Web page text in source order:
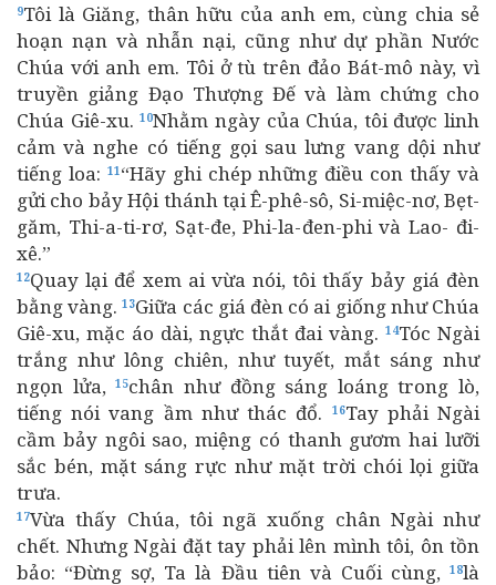
9Tôi là Giăng, thân hữu của anh em, cùng chia sẻ
hoạn nạn và nhẫn nại, cũng như dự phần Nước
Chúa với anh em. Tôi ở tù trên đảo Bát-mô này, vì
truyền giảng Đạo Thượng Đế và làm chứng cho
Chúa Giê-xu.10Nhằm ngày của Chúa, tôi được linh
cảm và nghe có tiếng gọi sau lưng vang dội như
tiếng loa: 11“Hãy ghi chép những điều con thấy và
gửi cho bảy Hội thánh tại Ê-phê-sô, Si-miệc-nơ, Bẹt-
găm, Thi-a-ti-rơ, Sạt-đe, Phi-la-đen-phi và Lao- đi-
xê.”
12Quay lại để xem ai vừa nói, tôi thấy bảy giá đèn
bằng vàng.13Giữa các giá đèn có ai giống như Chúa
Giê-xu, mặc áo dài, ngực thắt đai vàng. 14Tóc Ngài
trắng như lông chiên, như tuyết, mắt sáng như
ngọn lửa,15chân như đồng sáng loáng trong lò,
tiếng nói vang ầm như thác đổ.
16Tay phải Ngài
cầm bảy ngôi sao, miệng có thanh gươm hai lưỡi
sắc bén, mặt sáng rực như mặt trời chói lọi giữa
trưa.
17Vừa thấy Chúa, tôi ngã xuống chân Ngài như
chết. Nhưng Ngài đặt tay phải lên mình tôi, ôn tồn
bảo: “Đừng sợ, Ta là Đầu tiên và Cuối cùng, 18là